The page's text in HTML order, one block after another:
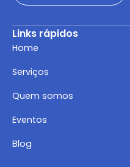
Links rápidos
Home
Serviços
Quem somos
Eventos
Blog